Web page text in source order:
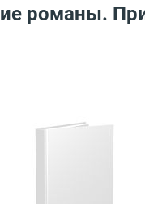
романы.